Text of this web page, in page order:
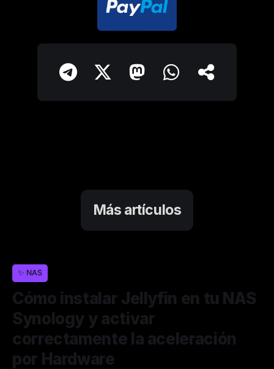
Más artículos
✨ NAS
Cómo instalar Jellyfin en tu NAS
Synology y activar
correctamente la aceleración
por Hardware